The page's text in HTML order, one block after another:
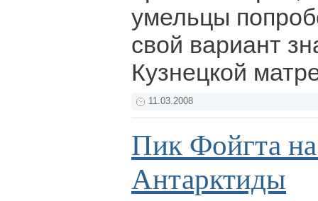
умельцы
свой вариант
Кузнецкой
11.03.2008
Пик Фойгта на
Антарктиды